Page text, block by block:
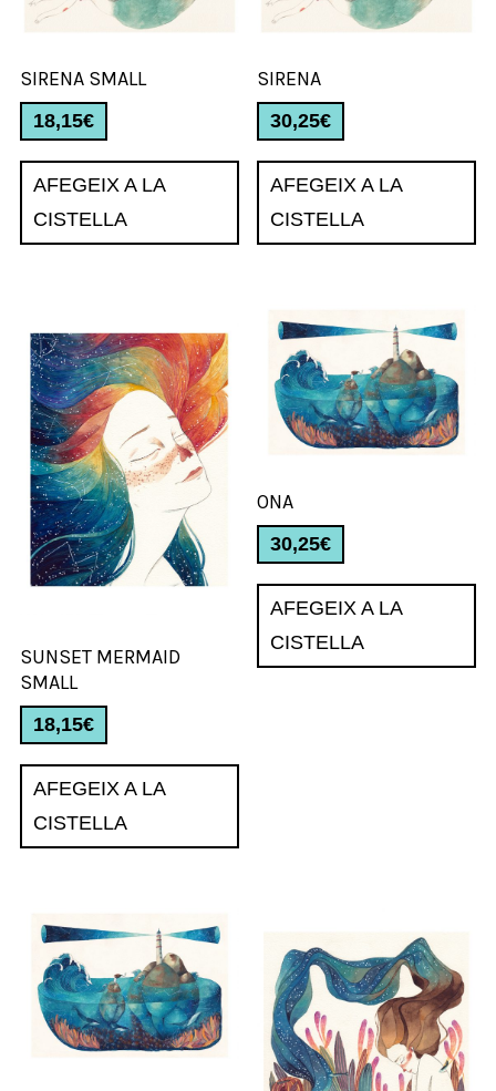
SIRENA SMALL
18,15€
AFEGEIX A LA
CISTELLA
SIRENA
30,25€
AFEGEIX A LA
CISTELLA
SUNSET MERMAID
SMALL
18,15€
AFEGEIX A LA
CISTELLA
ONA
30,25€
AFEGEIX A LA
CISTELLA